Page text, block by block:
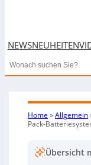
NEWSNEUHEITEN
Search
Home »Allgemein
Pack-
Übersicht